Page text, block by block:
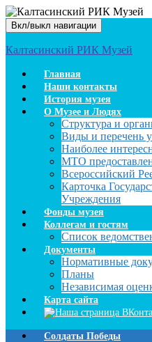
Вкл/выкл навигации
Калтасинский РИК Музей
Главная
Наши контакты
История музея
О Музее и Людях
Структура и
Виды и перечень
Наиболее
МТО
Всероссийский
Карточка
Учреждения
Фонды музея
Коллегам и гостям
Список
Документы
Нормативные
Планы
Независимая
Карта сайта
Солдаты Победы